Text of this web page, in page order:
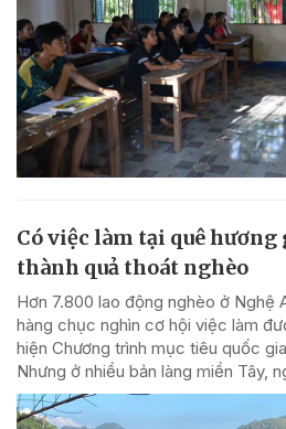
Có việc làm tại quê
thành quả thoát nghèo
Hơn 7.800 lao động nghèo ở Nghệ
hàng chục nghìn cơ hội việc làm
hiện Chương trình mục tiêu quốc
Nhưng ở nhiều bản làng miền Tây,